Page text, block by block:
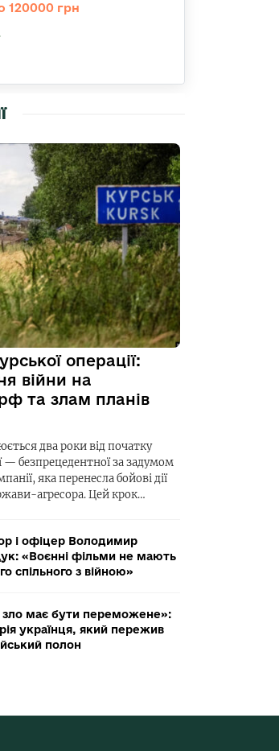
120000 грн
операції:
війни на
та злам планів
два роки від початку
— безпрецедентної за задумом
яка перенесла бойові дії
агресора. Цей крок…
і офіцер Володимир
«Воєнні фільми не мають
спільного з війною»
має бути переможене»:
українця, який пережив
полон